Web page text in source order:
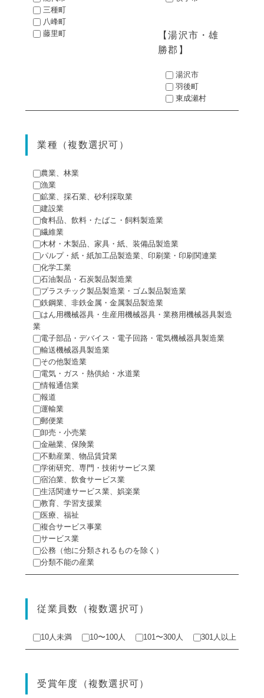
三種町
八峰町
藤里町
湯沢市・雄
勝郡
湯沢市
羽後町
東成瀬村
業種（複数選択可）
農業、林業
漁業
鉱業、採石業、砂利採取業
建設業
食料品、飲料・たばこ・飼料製造業
繊維業
木材・木製品、家具・紙、装備品製造業
パルプ・紙・紙加工品製造業、印刷業・印刷関連業
化学工業
石油製品・石炭製品製造業
プラスチック製品製造業・ゴム製品製造業
鉄鋼業、非鉄金属・金属製品製造業
はん用機械器具・生産用機械器具・業務用機械器具製造
業
電子部品・デバイス・電子回路・電気機械器具製造業
輸送機械器具製造業
その他製造業
電気・ガス・熱供給・水道業
情報通信業
報道
運輸業
郵便業
卸売・小売業
金融業、保険業
不動産業、物品賃貸業
学術研究、専門・技術サービス業
宿泊業、飲食サービス業
生活関連サービス業、娯楽業
教育、学習支援業
医療、福祉
複合サービス事業
サービス業
公務（他に分類されるものを除く）
分類不能の産業
従業員数（複数選択可）
10人未満 10〜100人 101〜300人 301人以上
受賞年度（複数選択可）